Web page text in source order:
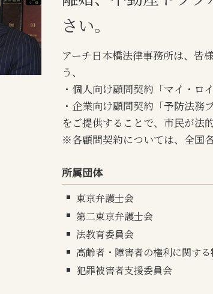
不動産トラ
さい。
アーチ日本橋法律事務所は、皆
う、
・個人向け顧問契約「マイ・ロ
・企業向け顧問契約「予防法務
をご提供することで、市民が法
※各顧問契約については、全国
所属団体
東京弁護士会
第二東京弁護士会
法教育委員会
高齢者・障害者の権利に関す
犯罪被害者支援委員会